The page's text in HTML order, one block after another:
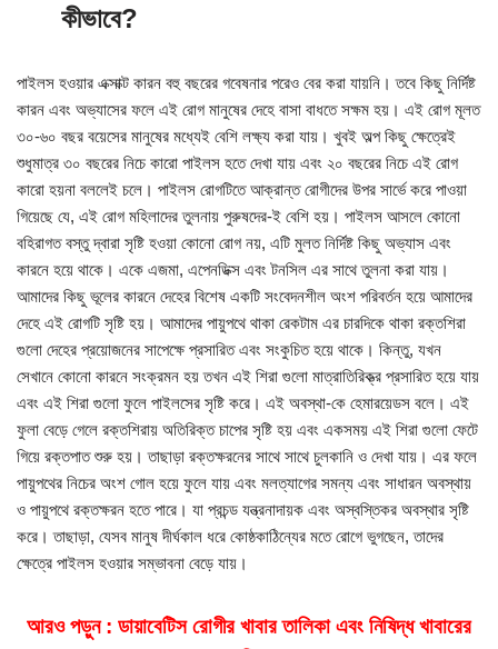
কীভাবে?
পাইলস হওয়ার এক্সাক্ট কারন বহু বছরের গবেষনার পরেও বের করা যায়নি। তবে কিছু নির্দিষ্ট
কারন এবং অভ্যাসের ফলে এই রোগ মানুষের দেহে বাসা বাধতে সক্ষম হয়। এই রোগ মূলত
৩০-৬০ বছর বয়েসের মানুষের মধ্যেই বেশি লক্ষ্য করা যায়। খুবই অল্প কিছু ক্ষেত্রেই
শুধুমাত্র ৩০ বছরের নিচে কারো পাইলস হতে দেখা যায় এবং ২০ বছরের নিচে এই রোগ
কারো হয়না বললেই চলে। পাইলস রোগটিতে আক্রান্ত রোগীদের উপর সার্ভে করে পাওয়া
গিয়েছে যে, এই রোগ মহিলাদের তুলনায় পুরুষদের-ই বেশি হয়। পাইলস আসলে কোনো
বহিরাগত বস্তু দ্বারা সৃষ্টি হওয়া কোনো রোগ নয়, এটি মুলত নির্দিষ্ট কিছু অভ্যাস এবং
কারনে হয়ে থাকে। একে এজমা, এপেনডিক্স এবং টনসিল এর সাথে তুলনা করা যায়।
আমাদের কিছু ভূলের কারনে দেহের বিশেষ একটি সংবেদনশীল অংশ পরিবর্তন হয়ে আমাদের
দেহে এই রোগটি সৃষ্টি হয়। আমাদের পায়ুপথে থাকা রেকটাম এর চারদিকে থাকা রক্তশিরা
গুলো দেহের প্রয়োজনের সাপেক্ষে প্রসারিত এবং সংকুচিত হয়ে থাকে। কিন্তু, যখন
সেখানে কোনো কারনে সংক্রমন হয় তখন এই শিরা গুলো মাত্রাতিরিক্ত্র প্রসারিত হয়ে যায়
এবং এই শিরা গুলো ফুলে পাইলসের সৃষ্টি করে। এই অবস্থা-কে হেমারয়েডস বলে। এই
ফুলা বেড়ে গেলে রক্তশিরায় অতিরিক্ত চাপের সৃষ্টি হয় এবং একসময় এই শিরা গুলো ফেটে
গিয়ে রক্তপাত শুরু হয়। তাছাড়া রক্তক্ষরনের সাথে সাথে চুলকানি ও দেখা যায়। এর ফলে
পায়ুপথের নিচের অংশ গোল হয়ে ফুলে যায় এবং মলত্যাগের সমন্য এবং সাধারন অবস্থায়
ও পায়ুপথে রক্তক্ষরন হতে পারে। যা প্রচন্ড যন্ত্রনাদায়ক এবং অস্বস্তিকর অবস্থার সৃষ্টি
করে। তাছাড়া, যেসব মানুষ দীর্ঘকাল ধরে কোষ্ঠকাঠিন্যের মতে রোগে ভুগছেন, তাদের
ক্ষেত্রে পাইলস হওয়ার সম্ভাবনা বেড়ে যায়।
আরও পড়ুন : ডায়াবেটিস রোগীর খাবার তালিকা এবং নিষিদ্ধ খাবারের